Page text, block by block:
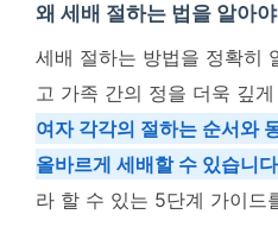
왜 세배 절하는 법을 알아
세배 절하는 방법을 정확히
고 가족 간의 정을 더욱 깊
여자 각각의 절하는 순서와
올바르게 세배할 수 있습니다
라 할 수 있는 5단계 가이드